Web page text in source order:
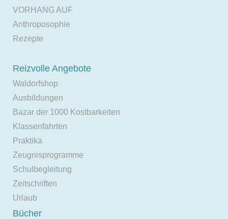
VORHANG AUF
Anthroposophie
Rezepte
Reizvolle Angebote
Waldorfshop
Ausbildungen
Bazar der 1000 Kostbarkeiten
Klassenfahrten
Praktika
Zeugnisprogramme
Schulbegleitung
Zeitschriften
Urlaub
Bücher